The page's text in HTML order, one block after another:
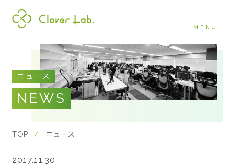
COMPANY
企業情報
ナビ
事業展開
RECRUIT
MENU
ニュース
NEWS
TOP ニュース
2017.11.30